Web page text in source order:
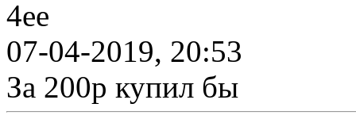
4ee
07-04-2019, 20:53
За 200р купил бы